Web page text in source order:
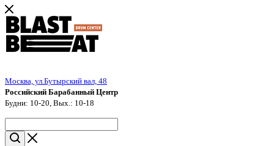
Москва, ул.Бутырский вал, 48
Российский Барабанный Центр
Будни: 10-20, Вых.: 10-18